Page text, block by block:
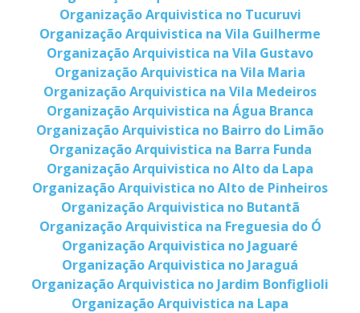
Organização Arquivistica no Tucuruvi
Organização Arquivistica na Vila Guilherme
Organização Arquivistica na Vila Gustavo
Organização Arquivistica na Vila Maria
Organização Arquivistica na Vila Medeiros
Organização Arquivistica na Água Branca
Organização Arquivistica no Bairro do Limão
Organização Arquivistica na Barra Funda
Organização Arquivistica no Alto da Lapa
Organização Arquivistica no Alto de Pinheiros
Organização Arquivistica no Butantã
Organização Arquivistica na Freguesia do Ó
Organização Arquivistica no Jaguaré
Organização Arquivistica no Jaraguá
Organização Arquivistica no Jardim Bonfiglioli
Organização Arquivistica na Lapa